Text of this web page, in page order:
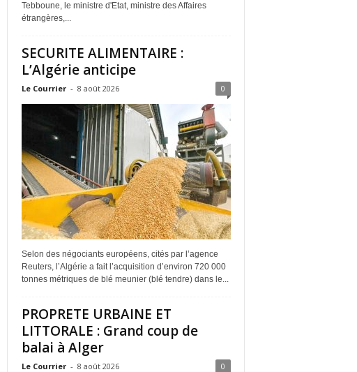
Tebboune, le ministre d'Etat, ministre des Affaires
étrangères,...
SECURITE ALIMENTAIRE :
L’Algérie anticipe
Le Courrier - 8 août 2026 0
Selon des négociants européens, cités par l’agence
Reuters, l’Algérie a fait l’acquisition d’environ 720 000
tonnes métriques de blé meunier (blé tendre) dans le...
PROPRETE URBAINE ET
LITTORALE : Grand coup de
balai à Alger
Le Courrier - 8 août 2026 0